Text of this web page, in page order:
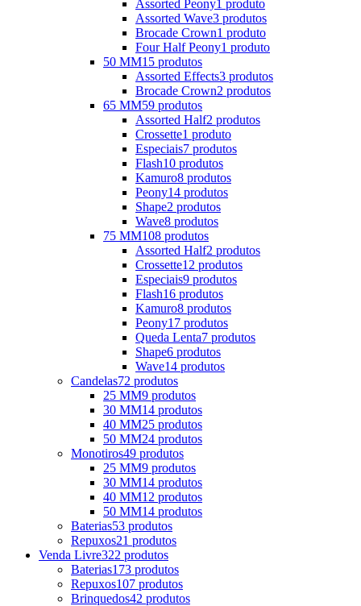
Assorted Peony1 produto
Assorted Wave3 produtos
Brocade Crown1 produto
Four Half Peony1 produto
50 MM15 produtos
Assorted Effects3 produtos
Brocade Crown2 produtos
65 MM59 produtos
Assorted Half2 produtos
Crossette1 produto
Especiais7 produtos
Flash10 produtos
Kamuro8 produtos
Peony14 produtos
Shape2 produtos
Wave8 produtos
75 MM108 produtos
Assorted Half2 produtos
Crossette12 produtos
Especiais9 produtos
Flash16 produtos
Kamuro8 produtos
Peony17 produtos
Queda Lenta7 produtos
Shape6 produtos
Wave14 produtos
Candelas72 produtos
25 MM9 produtos
30 MM14 produtos
40 MM25 produtos
50 MM24 produtos
Monotiros49 produtos
25 MM9 produtos
30 MM14 produtos
40 MM12 produtos
50 MM14 produtos
Baterias53 produtos
Repuxos21 produtos
Venda Livre322 produtos
Baterias173 produtos
Repuxos107 produtos
Brinquedos42 produtos